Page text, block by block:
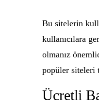
Bu sitelerin
kullanıcılara
olmanız
popüler siteleri
Ücretli